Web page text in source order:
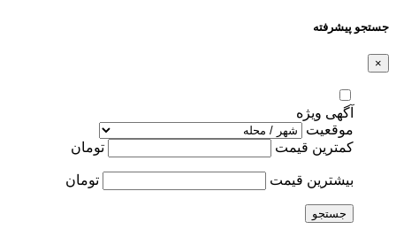
جستجو پیشرفته
×
آگهی ویژه
موقعیت
کمترین قیمت
تومان
بیشترین قیمت تومان
جستجو